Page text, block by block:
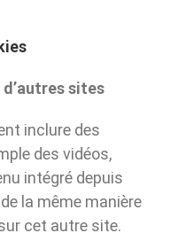
sites
inclure des
des vidéos,
intégré depuis
la même manière
cet autre site.